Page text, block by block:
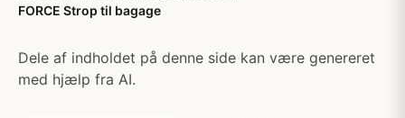
FORCE Strop til bagage
Dele af indholdet på denne side kan være genereret
med hjælp fra AI.